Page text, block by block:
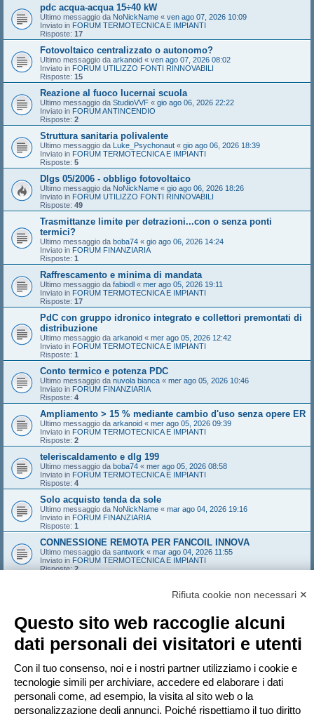
pdc acqua-acqua 15÷40 kW
Ultimo messaggio da NoNickName « ven ago 07, 2026 10:09
Inviato in FORUM TERMOTECNICA E IMPIANTI
Risposte: 17
Fotovoltaico centralizzato o autonomo?
Ultimo messaggio da arkanoid « ven ago 07, 2026 08:02
Inviato in FORUM UTILIZZO FONTI RINNOVABILI
Risposte: 15
Reazione al fuoco lucernai scuola
Ultimo messaggio da StudioVVF « gio ago 06, 2026 22:22
Inviato in FORUM ANTINCENDIO
Risposte: 2
Struttura sanitaria polivalente
Ultimo messaggio da Luke_Psychonaut « gio ago 06, 2026 18:39
Inviato in FORUM TERMOTECNICA E IMPIANTI
Risposte: 5
Dlgs 05/2006 - obbligo fotovoltaico
Ultimo messaggio da NoNickName « gio ago 06, 2026 18:26
Inviato in FORUM UTILIZZO FONTI RINNOVABILI
Risposte: 49
Trasmittanze limite per detrazioni...con o senza ponti
termici?
Ultimo messaggio da boba74 « gio ago 06, 2026 14:24
Inviato in FORUM FINANZIARIA
Risposte: 1
Raffrescamento e minima di mandata
Ultimo messaggio da fabiodl « mer ago 05, 2026 19:11
Inviato in FORUM TERMOTECNICA E IMPIANTI
Risposte: 17
PdC con gruppo idronico integrato e collettori premontati di
distribuzione
Ultimo messaggio da arkanoid « mer ago 05, 2026 12:42
Inviato in FORUM TERMOTECNICA E IMPIANTI
Risposte: 1
Conto termico e potenza PDC
Ultimo messaggio da nuvola bianca « mer ago 05, 2026 10:46
Inviato in FORUM FINANZIARIA
Risposte: 4
Ampliamento > 15 % mediante cambio d'uso senza opere ER
Ultimo messaggio da arkanoid « mer ago 05, 2026 09:39
Inviato in FORUM TERMOTECNICA E IMPIANTI
Risposte: 2
teleriscaldamento e dlg 199
Ultimo messaggio da boba74 « mer ago 05, 2026 08:58
Inviato in FORUM TERMOTECNICA E IMPIANTI
Risposte: 4
Solo acquisto tenda da sole
Ultimo messaggio da NoNickName « mar ago 04, 2026 19:16
Inviato in FORUM FINANZIARIA
Risposte: 1
CONNESSIONE REMOTA PER FANCOIL INNOVA
Ultimo messaggio da santwork « mar ago 04, 2026 11:55
Inviato in FORUM TERMOTECNICA E IMPIANTI
Risposte:2
lun ago 03, 2026 22:30
codice libretto non trovato sul SIPEE (piemonte) / anni
validità / impianto simulato
Ultimo messaggio daMAURIZIOCHIABRERA«lun ago 03, 2026 17:06
Inviato in
Risposte:2
RISCHIO VITA A3: COME FARLO DIVENTARE A2?
Ultimo messaggio da mmaarrccoo
lun ago 03, 2026 08:20
Inviato inFORUM ANTINCENDIO
Risposte:29
Rifiuta cookie non necessari ✕
Questo sito web raccoglie alcuni
dati personali dei visitatori e utenti
Con il tuo consenso, noi e i nostri partner utilizziamo i cookie e
tecnologie simili per archiviare, accedere ed elaborare i dati
personali come, ad esempio, la visita al sito web o la
personalizzazione degli annunci. Poiché rispettiamo il tuo diritto